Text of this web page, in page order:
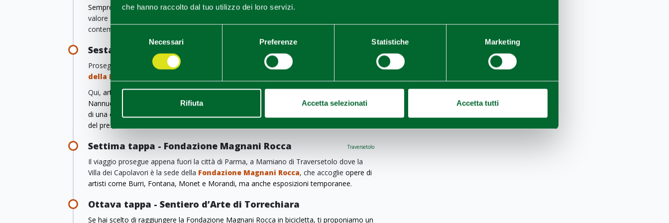
che hanno raccolto dal tuo utilizzo dei loro servizi.
Selezione
consenso
Necessari Preferenze Statistiche Marketing
Rifiuta Accetta selezionati Accetta tutti
Sempre in centro storicomerita una visita anchePalazzo Tarasconi
valore storico completamente ristrutturato, che ospita esposizioni di artisti
contemporanei come Roy
Sesta tappa - Complesso della Pilotta
Proseguendo la passeggiata nel centro di Parma, si raggiunge l’imponente
della Pilotta
Qui, arte antica e contemporanea si fondono grazie all'installazione luminosa di
Nannucci, "Time past, present and future" posta lungo i lati del cortile principale. Si tratta
di una celebrazione della rigenerazione dei valori attraverso l'azione culturale e creativa
del presente.
Settima tappa - Fondazione Magnani Rocca Traversetolo
Il viaggio prosegue appena fuori la città di Parma, a Mamiano di Traversetolo dove la
Villa dei Capolavori è la sede della Fondazione Magnani Rocca, che accoglie opere di
artisti come Burri, Fontana, Monet e Morandi, ma anche esposizioni temporanee.
Ottava tappa - Sentiero d’Arte di Torrechiara
Se hai scelto di raggiungere la Fondazione Magnani Rocca in bicicletta, ti proponiamo un